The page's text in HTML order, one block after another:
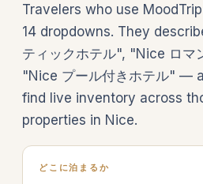
Travelers who use
14 dropdowns. They
ティックホテル", "Nice ロマ
"Nice プール付きホテル" —
find live inventory across
properties in Nice.
どこに泊まるか